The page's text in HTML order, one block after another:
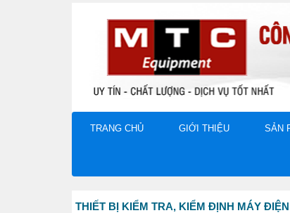
TRANG CHỦ GIỚI THIỆU SẢN
THIẾT BỊ KIỂM TRA, KIỂM ĐỊNH MÁY